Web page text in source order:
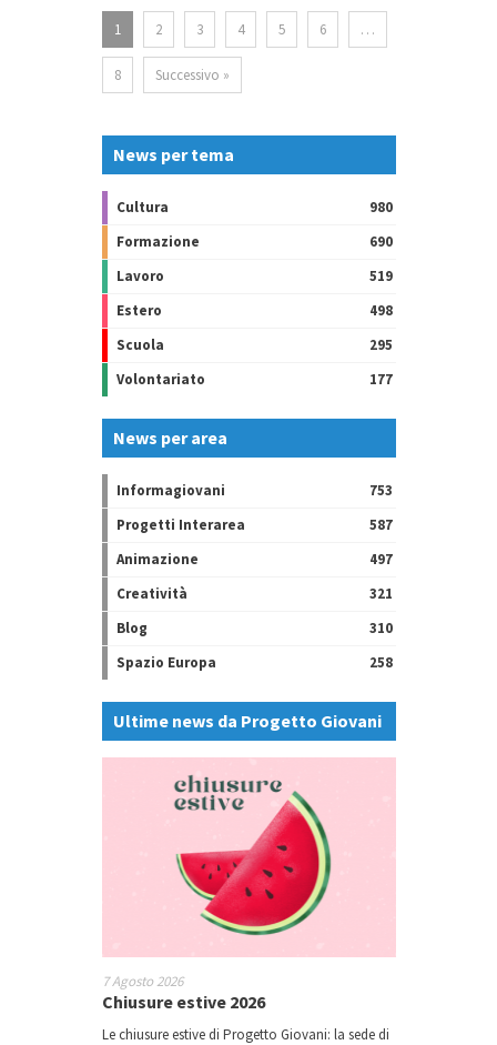
1 2 3 4 5 6 …
8 Successivo »
News per tema
Cultura
980
Formazione
690
Lavoro
519
Estero
498
Scuola
295
Volontariato
177
News per area
Informagiovani
753
Progetti Interarea
587
Animazione
497
Creatività
321
Blog
310
Spazio Europa
258
Ultime news da Progetto Giovani
7 Agosto 2026
Chiusure estive 2026
Le chiusure estive di Progetto Giovani: la sede di